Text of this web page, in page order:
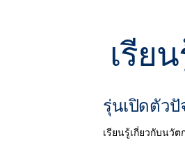
เรีย
รุ่นเปิดตัว
เรียนรู้เกี่ยวกับนวั